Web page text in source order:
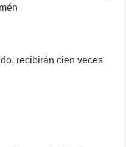
recibirán cien veces